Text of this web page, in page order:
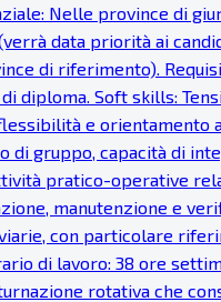
Nelle province di
data priorità ai
di riferimento).
diploma. Soft skills:
e orientamento
di gruppo, capacità di
pratico-operative
manutenzione e
con particolare
di lavoro: 38 ore
rotativa che